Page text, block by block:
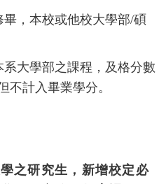
，本校或他校大學部/碩
系大學部之課程，及格分數
不計入畢業學分。
之研究生，新增校定必